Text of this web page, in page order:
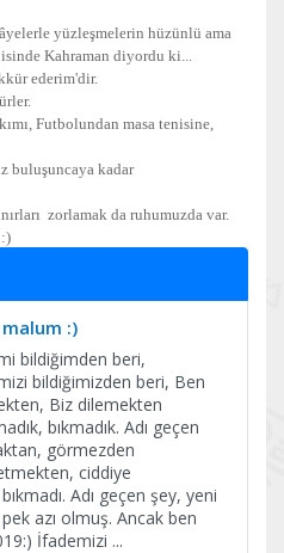
yüzleşmelerin hüzünlü ama
Kahraman diyordu ki...
ederim'dir.
Futbolundan masa tenisine,
buluşuncaya kadar
zorlamak da ruhumuzda var.
:)
bildiğimden beri,
bildiğimizden beri, Ben
Biz dilemekten
bıkmadık. Adı geçen
görmezden
ciddiye
Adı geçen şey, yeni
azı olmuş. Ancak ben
İfademizi ...